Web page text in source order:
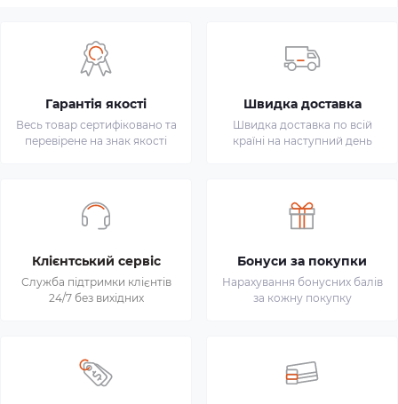
Гарантія якості
Весь товар сертифіковано та
перевірене на знак якості
Швидка доставка
Швидка доставка по всій
країні на наступний день
Клієнтський сервіс
Служба підтримки клієнтів
24/7 без вихідних
Бонуси за покупки
Нарахування бонусних балів
за кожну покупку